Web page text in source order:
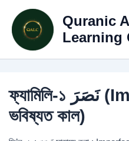
content
Quranic
Learning
ফ্যামিলি-১ نَصَرَ (Imperfect/বর্তমান বা
ভবিষ্যত কাল)